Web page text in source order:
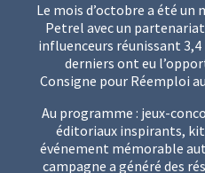
Le mois d’octobre a été
Petrel avec un
influenceurs réunissant
derniers ont eu
Consigne pour Réemploi
Au programme : jeux-
éditoriaux inspirants,
événement mémorable
campagne a généré des